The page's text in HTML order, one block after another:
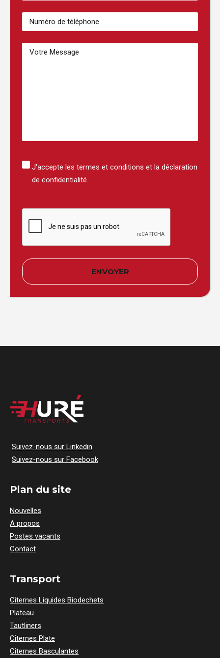
Numéro
Bericht
Instemming
J'accepte les termes et conditions et la déclaration
de confidentialité.
Suivez-nous sur Linkedin
Suivez-nous sur Facebook
Plan du site
Nouvelles
A propos
Postes vacants
Contact
Transport
Citernes Liquides Biodechets
Plateau
Tautliners
Citernes Plate
Citernes Basculantes